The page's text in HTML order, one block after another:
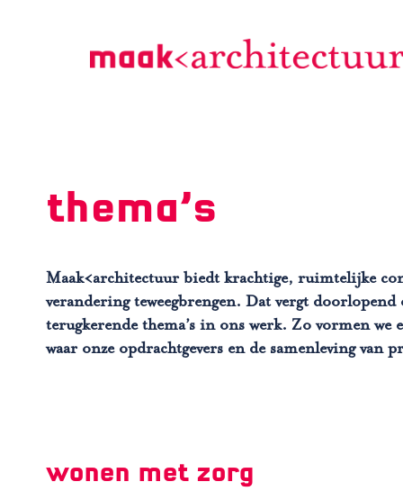
thema’s
Maak<architectuur biedt krachtige, ruimtelijke
verandering teweegbrengen. Dat vergt doorlopend
terugkerende thema’s in ons werk. Zo vormen we
waar onze opdrachtgevers en de samenleving van
wonen met zorg